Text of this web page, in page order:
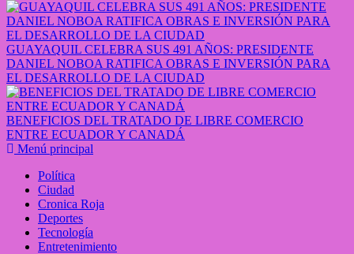
GUAYAQUIL CELEBRA SUS 491 AÑOS: PRESIDENTE
DANIEL NOBOA RATIFICA OBRAS E INVERSIÓN PARA
EL DESARROLLO DE LA CIUDAD
BENEFICIOS DEL TRATADO DE LIBRE COMERCIO
ENTRE ECUADOR Y CANADÁ
Menú principal
Política
Ciudad
Cronica Roja
Deportes
Tecnología
Entretenimiento